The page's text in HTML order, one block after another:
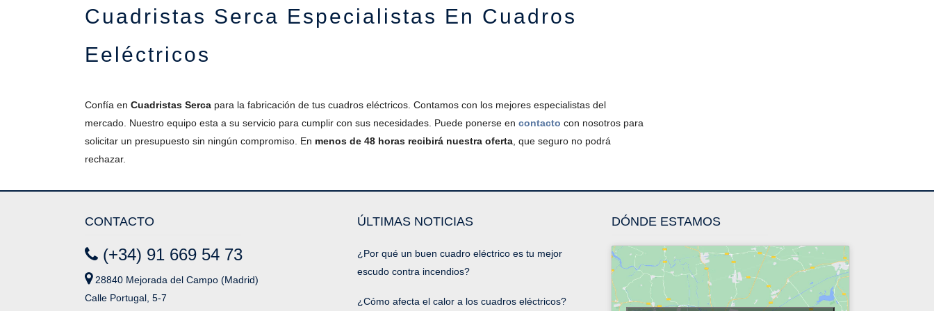
Cuadristas Serca Especialistas En Cuadros
Eeléctricos
Confía en Cuadristas Serca para la fabricación de tus cuadros eléctricos. Contamos con los mejores especialistas del
mercado. Nuestro equipo esta a su servicio para cumplir con sus necesidades. Puede ponerse en contacto con nosotros para
solicitar un presupuesto sin ningún compromiso. En menos de 48 horas recibirá nuestra oferta , que seguro no podrá
rechazar.
CONTACTO
(+34) 91 669 54 73
28840 Mejorada del Campo (Madrid)
Calle Portugal, 5-7
ÚLTIMAS NOTICIAS
¿Por qué un buen cuadro eléctrico es tu mejor
escudo contra incendios?
¿Cómo afecta el calor a los cuadros eléctricos?
DÓNDE ESTAMOS